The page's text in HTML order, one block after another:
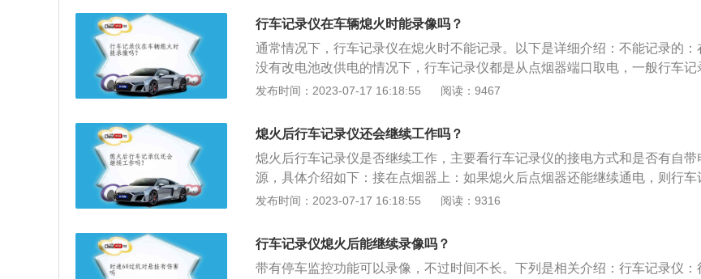
地方。
降压线从ACC保险丝盒内取电。当车辆停车熄火后就会自动关机（进入低能耗
眠状态），而一旦监测到车辆受到碰撞，或者前方有物体移动时，便将立即唤
停车监控功能，并把周围的画面录制下来。这样就能既保证车辆停车时的安全
同时又能节约能耗，保护蓄电池。
行车记录仪在车辆熄火时能录像吗？
通常情况下，行车记录仪在熄火时不能记录。以下是详细介绍：不能记录的：
没有改电池改供电的情况下，行车记录仪都是从点烟器端口取电，一般行车记
仪在汽车熄火后十几秒内就会关机，自然也就不能实现停车记录。实现停车监
电。当车辆停车熄火后就会自动关机（进入低能耗休眠状态），而一旦监测到
辆受到碰撞，或者前方有物体移动时，便将立即唤醒停车监控功能，并把周围
画面录制下来。这样就能既保证车辆停车时的安全，同时又能节约能耗，保护
电池。
发布时间：2023-07-17 16:18:55 阅读：9467
熄火后行车记录仪还会继续工作吗？
熄火后行车记录仪是否继续工作，主要看行车记录仪的接电方式和是否有自带
源，具体介绍如下：接在点烟器上：如果熄火后点烟器还能继续通电，则行车
录仪还会继续工作；如果熄火后点烟器断电，则行车记录仪将会停止工作。连
电源：汽车熄火后行车记录仪还会继续工作，一直持续到自带电池耗尽为止。
发布时间：2023-07-17 16:18:55 阅读：9316
行车记录仪熄火后能继续录像吗？
带有停车监控功能可以录像，不过时间不长。下列是相关介绍：行车记录仪：